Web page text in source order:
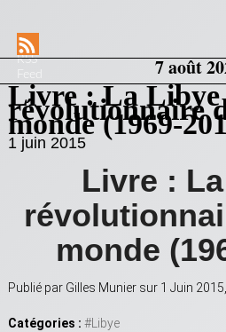
RSS
Feed
7 août
Livre : La Libye
révolutionnaire
monde (1969-
1 juin 2015
Livre :
monde
Publié par Gilles Munier sur 1 Juin 2015,
Catégories : #Libye